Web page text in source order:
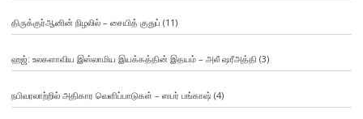
திருக்குர்ஆனின் நிழலில் – சையித் குதுப் (11)
ஹஜ்: உலகளாவிய இஸ்லாமிய இயக்கத்தின் இதயம் – அலீ ஷரீஅத்தி (3)
நபிவரலாற்றில் அதிகார வெளிப்பாடுகள் – ஸபர் பங்காஷ் (4)